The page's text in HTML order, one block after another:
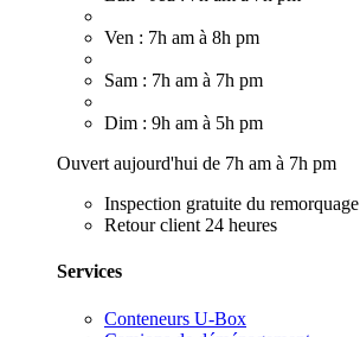
Ven : 7h am à 8h pm
Sam : 7h am à 7h pm
Dim : 9h am à 5h pm
Ouvert aujourd'hui de 7h am à 7h pm
Inspection gratuite du remorquage
Retour client 24 heures
Services
Conteneurs U-Box